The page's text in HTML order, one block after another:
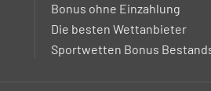
Bonus ohne Einzahlung
Die besten Wettanbieter
Sportwetten Bonus